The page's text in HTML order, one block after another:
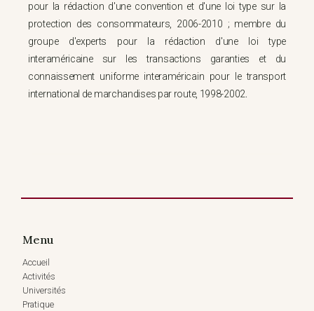
pour la rédaction d'une convention et d'une loi type sur la
protection des consommateurs, 2006-2010 ; membre du
groupe d'experts pour la rédaction d'une loi type
interaméricaine sur les transactions garanties et du
connaissement uniforme interaméricain pour le transport
international de marchandises par route, 1998-2002.
Menu
Accueil
Activités
Universités
Pratique